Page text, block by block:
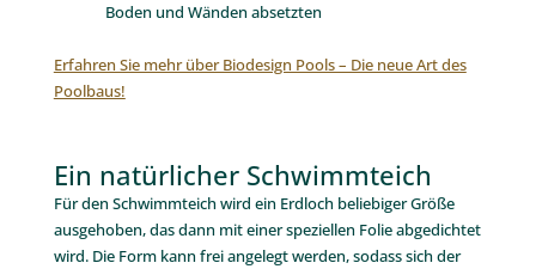
Boden und Wänden absetzten
Erfahren Sie mehr über Biodesign Pools – Die neue Art des
Poolbaus!
Ein natürlicher Schwimmteich
Für den Schwimmteich wird ein Erdloch beliebiger Größe
ausgehoben, das dann mit einer speziellen Folie abgedichtet
wird. Die Form kann frei angelegt werden, sodass sich der